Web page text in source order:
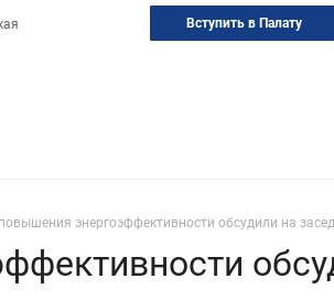
Вступить в Палату
энергоэффективности обсудили на